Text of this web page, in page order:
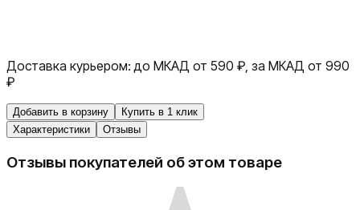
Доставка курьером: до МКАД от 590 ₽, за МКАД от 990
₽
Добавить в корзину
Купить в 1 клик
Характеристики
Отзывы
Отзывы покупателей об этом товаре